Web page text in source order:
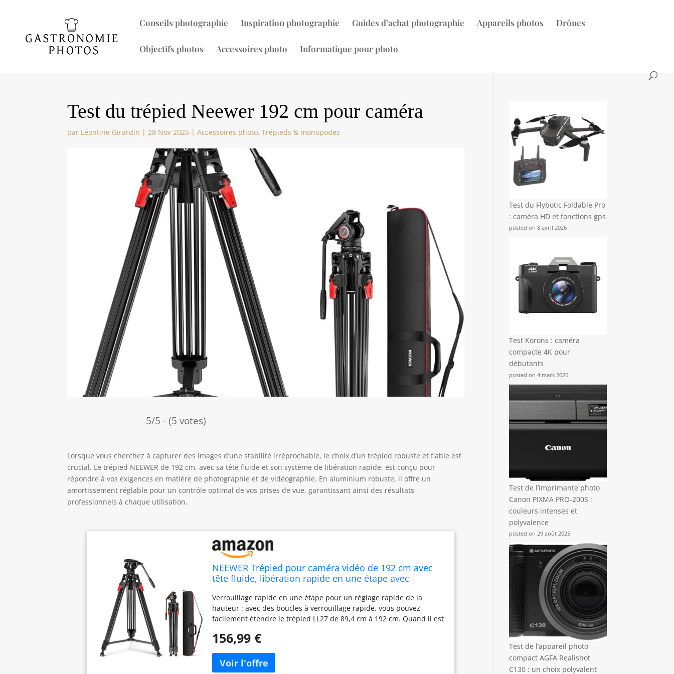
Conseils photographie Inspiration photographie Guides d’achat photographie Appareils photos Drônes
Objectifs photos Accessoires photo Informatique pour photo
Test du trépied Neewer 192 cm pour caméra
par Léontine Girardin |28 Nov 2025 |Accessoires photo,Trépieds & monopodes
5/5 - (5 votes)
Lorsque vous cherchez à capturer des images d’une stabilité irréprochable, le choix d’un trépied robuste et fiable est
crucial. Le trépied NEEWER de 192 cm, avec sa tête fluide et son système de libération rapide, est conçu pour
répondre à vos exigences en matière de photographie et de vidéographie. En aluminium robuste, il offre un
amortissement réglable pour un contrôle optimal de vos prises de vue, garantissant ainsi des résultats
professionnels à chaque utilisation.
NEEWER Trépied pour caméra vidéo de 192 cm avec
tête fluide, libération rapide en une étape avec
aluminium, plaque QR double mode pour appareils
photo reflex
Verrouillage rapide en une étape pour un réglage rapide de la
hauteur : avec des boucles à verrouillage rapide, vous pouvez
facilement étendre le trépied LL27 de 89,4 cm à 192 cm. Quand il est
longueur de 91 cm et tient dans le sac de transport pour un
polyvalente : fabriqué en alliage d'aluminium, le trépied vidéo
dispose de pieds de trépied multi-tubulaires qui tiennent debout
156,99 €
Test du Flybotic Foldable Pro
: caméra HD et fonctions gps
posted on 8 avril 2026
Test Korons : caméra
compacte 4K pour
débutants
posted on 4 mars 2026
Test de l’imprimante photo
Canon PIXMA PRO-200S :
couleurs intenses et
polyvalence
posted on 29 août 2025
Test de l’appareil photo
compact AGFA Realishot
C130 : un choix polyvalent